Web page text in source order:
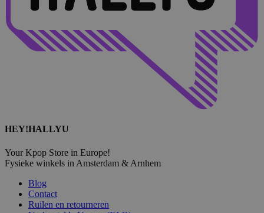
HEY!HALLYU
Your Kpop Store in Europe!
Fysieke winkels in Amsterdam & Arnhem
Blog
Contact
Ruilen en retourneren